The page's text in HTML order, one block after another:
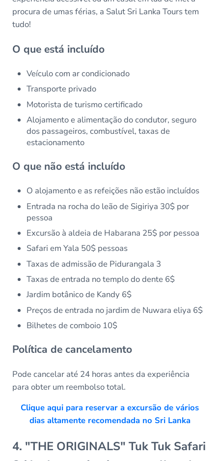
procura de umas férias, a Salut Sri Lanka Tours tem
tudo!
O que está incluído
Veículo com ar condicionado
Transporte privado
Motorista de turismo certificado
Alojamento e alimentação do condutor, seguro
dos passageiros, combustível, taxas de
estacionamento
O que não está incluído
O alojamento e as refeições não estão incluídos
Entrada na rocha do leão de Sigiriya 30$ por
pessoa
Excursão à aldeia de Habarana 25$ por pessoa
Safari em Yala 50$ pessoas
Taxas de admissão de Pidurangala 3
Taxas de entrada no templo do dente 6$
Jardim botânico de Kandy 6$
Preços de entrada no jardim de Nuwara eliya 6$
Bilhetes de comboio 10$
Política de cancelamento
Pode cancelar até 24 horas antes da experiência
para obter um reembolso total.
Clique aqui para reservar a excursão de vários
dias altamente recomendada no Sri Lanka
4. "THE ORIGINALS" Tuk Tuk Safari